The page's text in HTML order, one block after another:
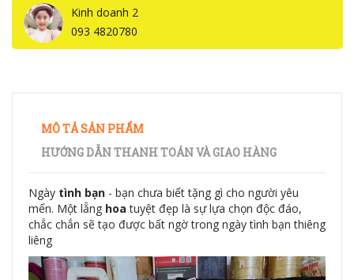
Kinh doanh 2
093 4820780
MÔ TẢ SẢN PHẨM
HƯỚNG DẪN THANH TOÁN VÀ GIAO HÀNG
Ngày tình bạn - bạn chưa biết tặng gì cho người yêu
mến. Một lẵng hoatuyệt đẹp là sự lựa chọn độc đáo,
chắc chắn sẽ tạo được bất ngờ trong ngày tình bạn thiêng
liêng